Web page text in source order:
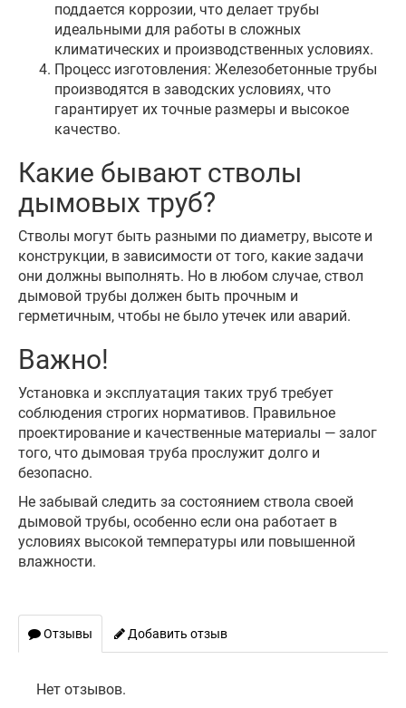
поддается коррозии, что делает трубы
идеальными для работы в сложных
климатических и производственных условиях.
Процесс изготовления: Железобетонные трубы
производятся в заводских условиях, что
гарантирует их точные размеры и высокое
качество.
Какие бывают стволы
дымовых труб?
Стволы могут быть разными по диаметру, высоте и
конструкции, в зависимости от того, какие задачи
они должны выполнять. Но в любом случае, ствол
дымовой трубы должен быть прочным и
герметичным, чтобы не было утечек или аварий.
Важно!
Установка и эксплуатация таких труб требует
соблюдения строгих нормативов. Правильное
проектирование и качественные материалы — залог
того, что дымовая труба прослужит долго и
безопасно.
Не забывай следить за состоянием ствола своей
дымовой трубы, особенно если она работает в
условиях высокой температуры или повышенной
влажности.
Отзывы Добавить отзыв
Нет отзывов.